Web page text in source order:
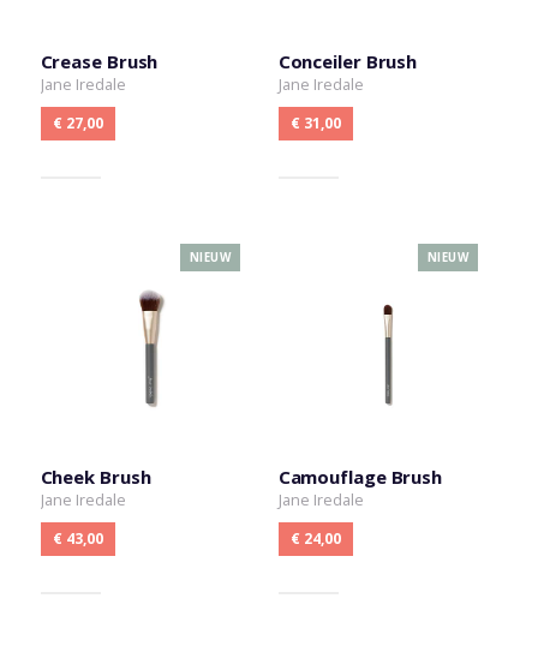
Crease Brush
Jane Iredale
€ 27,00
Conceiler Brush
Jane Iredale
€ 31,00
Cheek Brush
Jane Iredale
€ 43,00
NIEUW
Camouflage Brush
Jane Iredale
€ 24,00
NIEUW